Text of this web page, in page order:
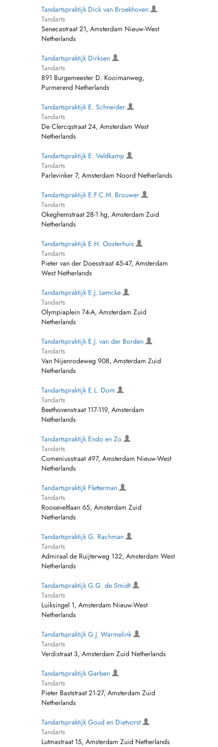
Tandartspraktijk Dick van Broekhoven
Tandarts
Senecastraat 21, Amsterdam Nieuw-West
Netherlands
Tandartspraktijk Dirksen
Tandarts
891 Burgemeester D. Kooimanweg,
Purmerend Netherlands
Tandartspraktijk E. Schneider
Tandarts
De Clercqstraat 24, Amsterdam West
Netherlands
Tandartspraktijk E. Veldkamp
Tandarts
Parlevinker 7, Amsterdam Noord Netherlands
Tandartspraktijk E.F.C.M. Brouwer
Tandarts
Okeghemstraat 28-1 hg, Amsterdam Zuid
Netherlands
Tandartspraktijk E.H. Oosterhuis
Tandarts
Pieter van der Doesstraat 45-47, Amsterdam
West Netherlands
Tandartspraktijk E.J. Lemcke
Tandarts
Olympiaplein 74-A, Amsterdam Zuid
Netherlands
Tandartspraktijk E.J. van der Borden
Tandarts
Van Nijenrodeweg 908, Amsterdam Zuid
Netherlands
Tandartspraktijk E.L. Dom
Tandarts
Beethovenstraat 117-119, Amsterdam
Netherlands
Tandartspraktijk Endo en Zo
Tandarts
Comeniusstraat 497, Amsterdam Nieuw-West
Netherlands
Tandartspraktijk Fletterman
Tandarts
Rooseveltlaan 65, Amsterdam Zuid
Netherlands
Tandartspraktijk G. Rachman
Tandarts
Admiraal de Ruijterweg 132, Amsterdam West
Netherlands
Tandartspraktijk G.G. de Smidt
Tandarts
Luiksingel 1, Amsterdam Nieuw-West
Netherlands
Tandartspraktijk G.J. Warmelink
Tandarts
Verdistraat 3, Amsterdam Zuid Netherlands
Tandartspraktijk Garben
Tandarts
Pieter Baststraat 21-27, Amsterdam Zuid
Netherlands
Tandartspraktijk Goud en Dietvorst
Tandarts
Lutmastraat 15, Amsterdam Zuid Netherlands